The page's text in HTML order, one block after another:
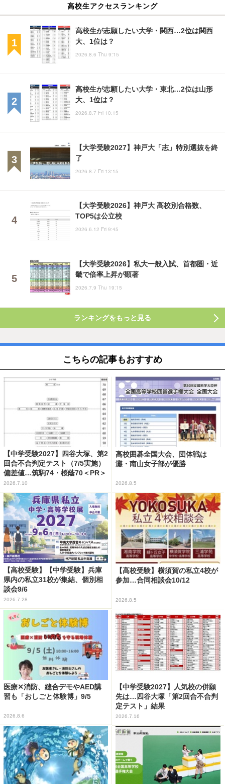
高校生アクセスランキング
高校生が志願したい大学・関西…2位は関西
大、1位は？
2026.8.6 Thu 9:15
高校生が志願したい大学・東北…2位は山形
大、1位は？
2026.8.7 Fri 10:15
【大学受験2027】神戸大「志」特別選抜を終
了
2026.8.7 Fri 13:15
【大学受験2026】神戸大 高校別合格数、
TOP5は公立校
2026.6.12 Fri 9:45
【大学受験2026】私大一般入試、首都圏・近
畿で倍率上昇が顕著
2026.7.9 Thu 19:15
ランキングをもっと見る
こちらの記事もおすすめ
【中学受験2027】四谷大塚、第2
回合不合判定テスト（7/5実施）
偏差値…筑駒74・桜蔭70＜PR＞
2026.7.10
高校囲碁全国大会、団体戦は
灘・南山女子部が優勝
2026.8.5
【高校受験】【中学受験】兵庫
県内の私立31校が集結、個別相
談会9/6
2026.7.28
【高校受験】横須賀の私立4校が
参加…合同相談会10/12
2026.8.5
医療✕消防、縫合デモやAED講
習も「おしごと体験博」9/5
2026.8.6
【中学受験2027】人気校の併願
先は…四谷大塚「第2回合不合判
定テスト」結果
2026.7.16